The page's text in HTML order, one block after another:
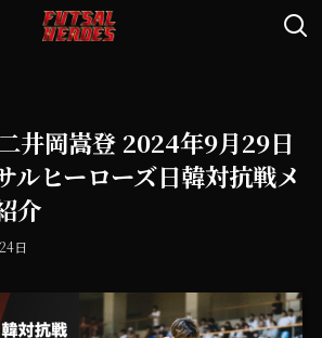
井岡嵩登 2024年9月29日
ルヒーローズ日韓対抗戦メ
介
日